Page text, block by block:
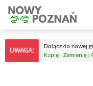
Przejdź
treści
UWAGA!
Dołącz do nowej
Kupię | Zamienię |